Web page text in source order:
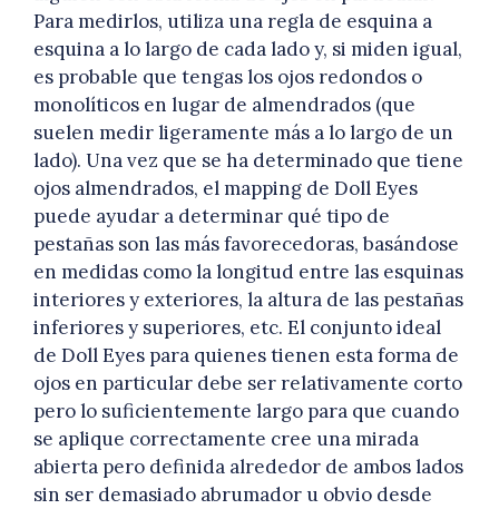
Para medirlos, utiliza una regla de esquina a
esquina a lo largo de cada lado y, si miden igual,
es probable que tengas los ojos redondos o
monolíticos en lugar de almendrados (que
suelen medir ligeramente más a lo largo de un
lado). Una vez que se ha determinado que tiene
ojos almendrados, el mapping de Doll Eyes
puede ayudar a determinar qué tipo de
pestañas son las más favorecedoras, basándose
en medidas como la longitud entre las esquinas
interiores y exteriores, la altura de las pestañas
inferiores y superiores, etc. El conjunto ideal
de Doll Eyes para quienes tienen esta forma de
ojos en particular debe ser relativamente corto
pero lo suficientemente largo para que cuando
se aplique correctamente cree una mirada
abierta pero definida alrededor de ambos lados
sin ser demasiado abrumador u obvio desde